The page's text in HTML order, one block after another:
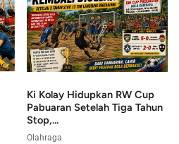
Ki Kolay Hidupkan RW Cup
Pabuaran Setelah Tiga Tahun
Stop,...
Olahraga